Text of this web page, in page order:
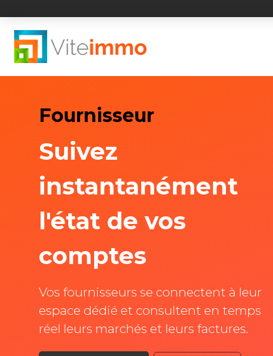
Fournisseur
Suivez
instantanément
l'état de vos
comptes
Vos fournisseurs se connectent à leur
espace dédié et consultent en temps
réel leurs marchés et leurs factures.